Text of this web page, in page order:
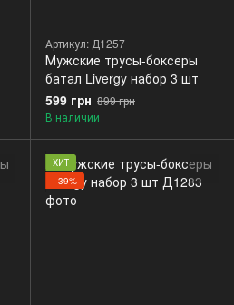
Артикул: Д1257
Мужские трусы-боксеры
батал Livergy набор 3 шт
599 грн 899 грн
В наличии
ХИТ
−39%